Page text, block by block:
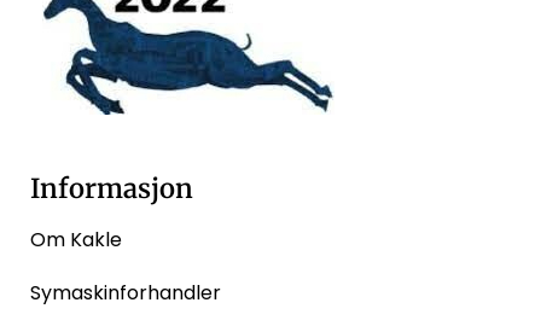
Informasjon
Om Kakle
Symaskinforhandler